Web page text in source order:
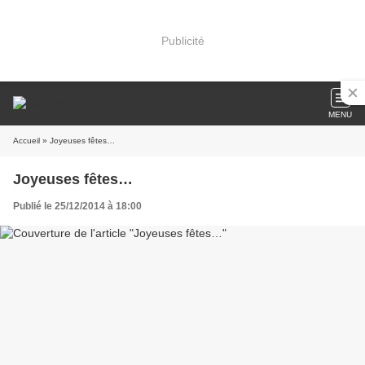
Publicité
MENU
Accueil » Joyeuses fêtes…
Joyeuses fêtes…
Publié le 25/12/2014 à 18:00